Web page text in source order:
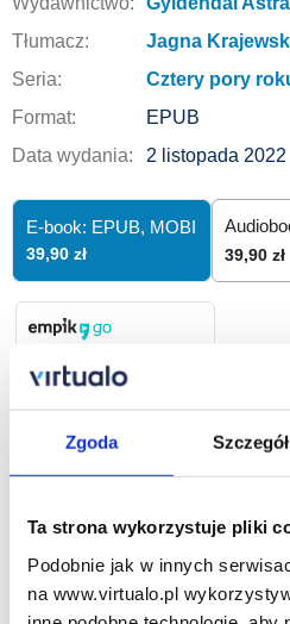
Zgoda
Ta strona wykorzystuje pliki
Podobnie jak w innych
na www.virtualo.pl
Tłumacz:
Jagna
Seria:
Cztery pory
Format:
EPUB
Data wydania:
2 listopada 2022
E-book: EPUB, MOBI
39,90 zł 39,90 zł
39,90zł
Dodaj do
Zamów na